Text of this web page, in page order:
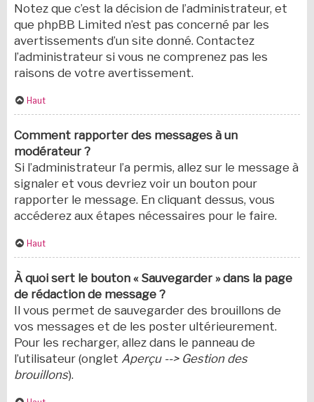
Notez que c’est la décision de l’administrateur, et
que phpBB Limited n’est pas concerné par les
avertissements d’un site donné. Contactez
l’administrateur si vous ne comprenez pas les
raisons de votre avertissement.
Haut
Comment rapporter des messages à un
modérateur ?
Si l’administrateur l’a permis, allez sur le message à
signaler et vous devriez voir un bouton pour
rapporter le message. En cliquant dessus, vous
accéderez aux étapes nécessaires pour le faire.
Haut
À quoi sert le bouton « Sauvegarder » dans la page
de rédaction de message ?
Il vous permet de sauvegarder des brouillons de
vos messages et de les poster ultérieurement.
Pour les recharger, allez dans le panneau de
l’utilisateur (onglet Aperçu --> Gestion des
brouillons).